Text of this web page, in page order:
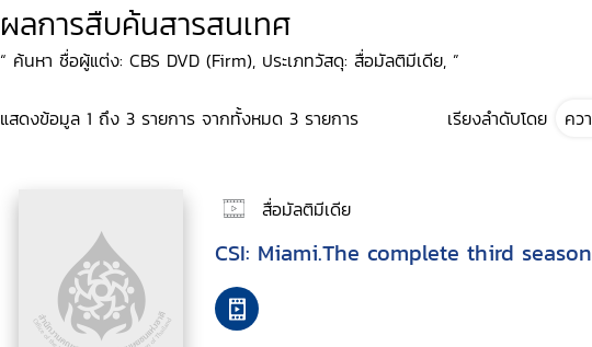
ผลการสืบค้นสารสนเทศ
“ ค้นหา ชื่อผู้แต่ง: CBS DVD (Firm), ประเภทวัสดุ: สื่อมัลติมีเดีย, ”
แสดงข้อมูล 1 ถึง 3 รายการ จากทั้งหมด 3 รายการ เรียงลำดับโดย
สื่อมัลติมีเดีย
CSI: Miami.The complete third season